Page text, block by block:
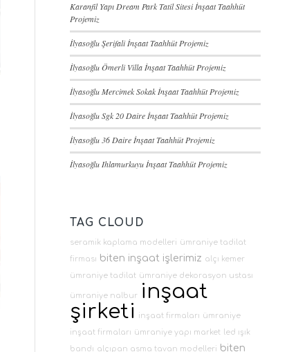
Karanfil Yapı Dream Park Tatil Sitesi İnşaat Taahhüt
Projemiz
İlyasoğlu Şerifali İnşaat Taahhüt Projemiz
İlyasoğlu Ömerli Villa İnşaat Taahhüt Projemiz
İlyasoğlu Mercimek Sokak İnşaat Taahhüt Projemiz
İlyasoğlu Sgk 20 Daire İnşaat Taahhüt Projemiz
İlyasoğlu 36 Daire İnşaat Taahhüt Projemiz
İlyasoğlu Ihlamurkuyu İnşaat Taahhüt Projemiz
TAG CLOUD
seramik kaplama modelleri ümraniye tadilat
firması biten inşaat işlerimiz alçı kemer
ümraniye tadilat ümraniye dekorasyon ustası
ümraniye nalbur
inşaat
şirketi
inşaat firmaları ümraniye
inşaat firmaları ümraniye yapı market led ışık
bandı alçıpan asma tavan modelleri biten